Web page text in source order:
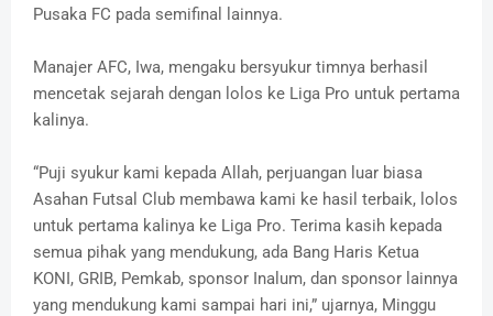
Pusaka FC pada semifinal lainnya.
Manajer AFC, Iwa, mengaku bersyukur timnya berhasil
mencetak sejarah dengan lolos ke Liga Pro untuk pertama
kalinya.
“Puji syukur kami kepada Allah, perjuangan luar biasa
Asahan Futsal Club membawa kami ke hasil terbaik, lolos
untuk pertama kalinya ke Liga Pro. Terima kasih kepada
semua pihak yang mendukung, ada Bang Haris Ketua
KONI, GRIB, Pemkab, sponsor Inalum, dan sponsor lainnya
yang mendukung kami sampai hari ini,” ujarnya, Minggu